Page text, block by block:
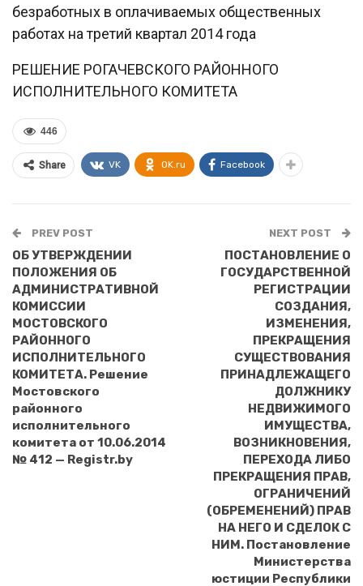
безработных в оплачиваемых общественных
работах на третий квартал 2014 года
РЕШЕНИЕ РОГАЧЕВСКОГО РАЙОННОГО
ИСПОЛНИТЕЛЬНОГО КОМИТЕТА
446
Share VK OK.ru Facebook
PREV POST
ОБ УТВЕРЖДЕНИИ
ПОЛОЖЕНИЯ ОБ
АДМИНИСТРАТИВНОЙ
КОМИССИИ
МОСТОВСКОГО
РАЙОННОГО
ИСПОЛНИТЕЛЬНОГО
КОМИТЕТА. Решение
Мостовского
районного
исполнительного
комитета от 10.06.2014
№ 412 — Registr.by
NEXT POST
ПОСТАНОВЛЕНИЕ О
ГОСУДАРСТВЕННОЙ
РЕГИСТРАЦИИ
СОЗДАНИЯ,
ИЗМЕНЕНИЯ,
ПРЕКРАЩЕНИЯ
СУЩЕСТВОВАНИЯ
ПРИНАДЛЕЖАЩЕГО
ДОЛЖНИКУ
НЕДВИЖИМОГО
ИМУЩЕСТВА,
ВОЗНИКНОВЕНИЯ,
ПЕРЕХОДА ЛИБО
ПРЕКРАЩЕНИЯ ПРАВ,
ОГРАНИЧЕНИЙ
(ОБРЕМЕНЕНИЙ) ПРАВ
НА НЕГО И СДЕЛОК С
НИМ. Постановление
Министерства
юстиции Республики